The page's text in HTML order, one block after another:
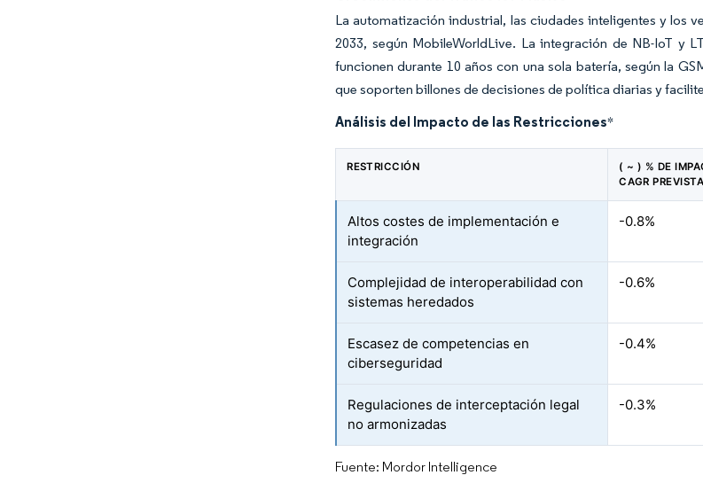
La automatización industrial, las ciudades inteligentes y los
2033, según MobileWorldLive. La integración de NB-IoT y
funcionen durante 10 años con una sola batería, según la
que soporten billones de decisiones de política diarias y
Análisis del Impacto de las Restricciones*
RESTRICCIÓN
( ~ ) % DE
CAGR PREVISTA
Altos costes de implementación e
integración
-0.8%
Complejidad de interoperabilidad con
sistemas heredados
-0.6%
Escasez de competencias en
ciberseguridad
-0.4%
Regulaciones de interceptación legal
no armonizadas
-0.3%
Fuente: Mordor Intelligence